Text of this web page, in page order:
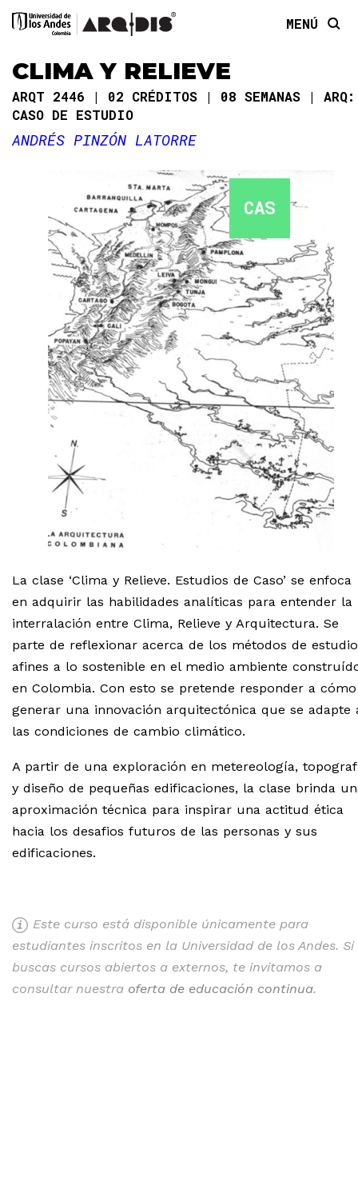
MENÚ
CLIMA Y RELIEVE
ARQT 2446 02 CRÉDITOS 08 SEMANAS
ARQ:
CASO DE ESTUDIO
ANDRÉS PINZÓN LATORRE
CAS
La clase ‘Clima y Relieve. Estudios de Caso’ se enfoca
en adquirir las habilidades analíticas para entender la
interralación entre Clima, Relieve y Arquitectura. Se
parte de reflexionar acerca de los métodos de estudio
afines a lo sostenible en el medio ambiente
en Colombia. Con esto se pretende responder a cómo
generar una innovación arquitectónica que se adapte
las condiciones de cambio climático.
A partir de una exploración en metereología,
y diseño de pequeñas edificaciones, la clase brinda
aproximación técnica para inspirar una actitud ética
hacia los desafios futuros de las personas y sus
edificaciones.
Este curso está disponible únicamente para
estudiantes inscritos en la Universidad de los Andes. Si
buscas cursos abiertos a externos, te invitamos a
consultar nuestra oferta de educación continua.